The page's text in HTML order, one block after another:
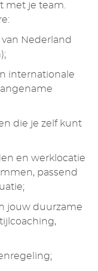
met je team.
Nederland
internationale
die je zelf kunt
en werklocatie
passend
jouw duurzame